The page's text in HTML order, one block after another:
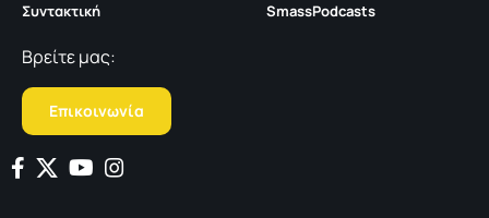
Συντακτική
SmassPodcasts
Βρείτε μας:
Επικοινωνία